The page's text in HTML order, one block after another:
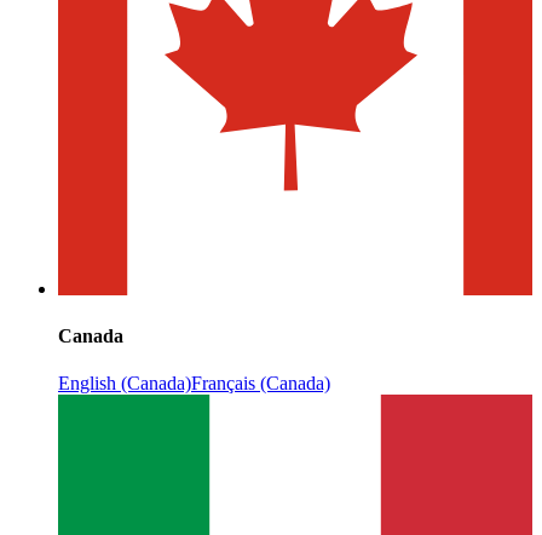
Canada
English (Canada)Français (Canada)